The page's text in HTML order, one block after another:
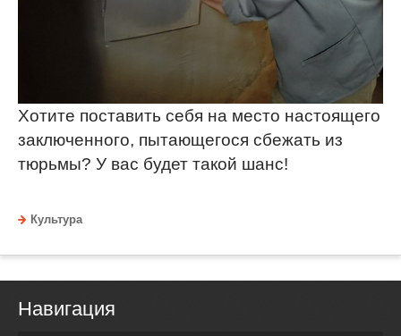
Хотите поставить себя на место настоящего
заключенного, пытающегося сбежать из
тюрьмы? У вас будет такой шанс!
Культура
Навигация